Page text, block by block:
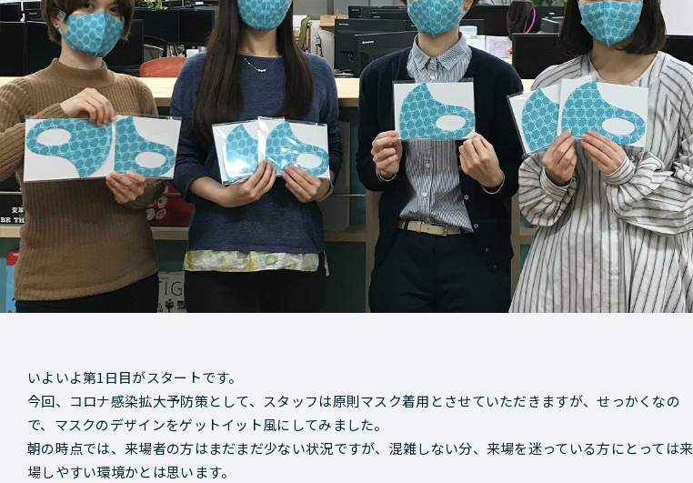
いよいよ第1日目がスタートです。
今回、コロナ感染拡大予防策として、スタッフは原則マスク着用とさせていただきますが、せっかくなの
で、マスクのデザインをゲットイット風にしてみました。
朝の時点では、来場者の方はまだまだ少ない状況ですが、混雑しない分、来場を迷っている方にとっては来
場しやすい環境かとは思います。